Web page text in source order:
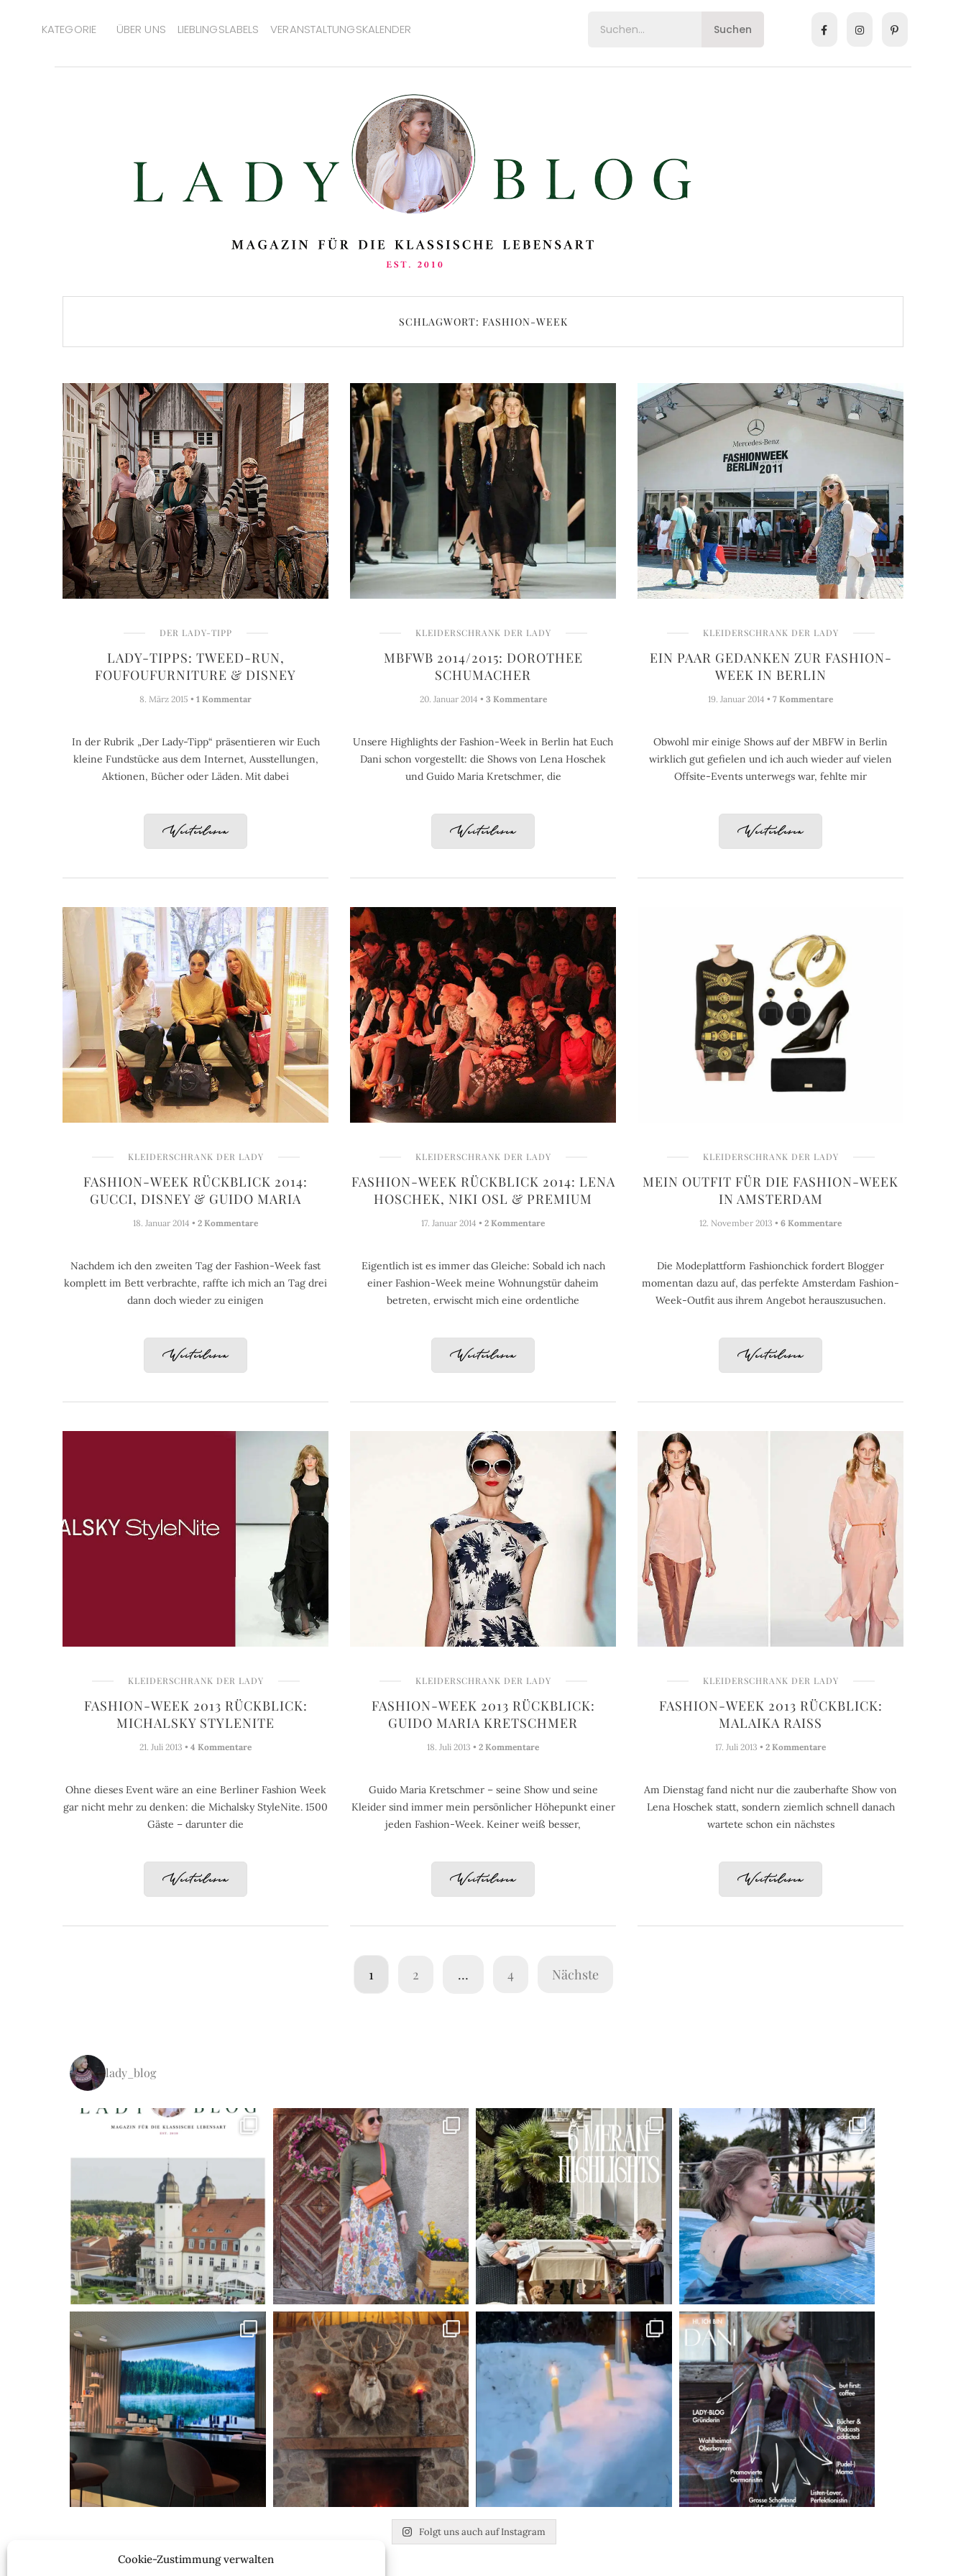
Cookie-Zustimmung verwalten
KATEGORIE ÜBER UNS LIEBLINGSLABELS VERANSTALTUNGSKALENDER Suchen
SCHLAGWORT: FASHION-WEEK
DER LADY-TIPP
LADY-TIPPS: TWEED-RUN,
FOUFOUFURNITURE & DISNEY
8. März 2015 • 1 Kommentar
In der Rubrik „Der Lady-Tipp“ präsentieren wir Euch
kleine Fundstücke aus dem Internet, Ausstellungen,
Aktionen, Bücher oder Läden. Mit dabei
Weiterlesen
KLEIDERSCHRANK DER LADY
MBFWB 2014/2015: DOROTHEE
SCHUMACHER
20. Januar 2014 • 3 Kommentare
Unsere Highlights der Fashion-Week in Berlin hat Euch
Dani schon vorgestellt: die Shows von Lena Hoschek
und Guido Maria Kretschmer, die
Weiterlesen
KLEIDERSCHRANK DER LADY
EIN PAAR GEDANKEN ZUR FASHION-
WEEK IN BERLIN
19. Januar 2014 • 7 Kommentare
Obwohl mir einige Shows auf der MBFW in Berlin
wirklich gut gefielen und ich auch wieder auf vielen
Offsite-Events unterwegs war, fehlte mir
Weiterlesen
KLEIDERSCHRANK DER LADY
FASHION-WEEK RÜCKBLICK 2014:
GUCCI, DISNEY & GUIDO MARIA
18. Januar 2014 • 2 Kommentare
Nachdem ich den zweiten Tag der Fashion-Week fast
komplett im Bett verbrachte, raffte ich mich an Tag drei
dann doch wieder zu einigen
Weiterlesen
KLEIDERSCHRANK DER LADY
FASHION-WEEK RÜCKBLICK 2014: LENA
HOSCHEK, NIKI OSL & PREMIUM
17. Januar 2014 • 2 Kommentare
Eigentlich ist es immer das Gleiche: Sobald ich nach
einer Fashion-Week meine Wohnungstür daheim
betreten, erwischt mich eine ordentliche
Weiterlesen
KLEIDERSCHRANK DER LADY
MEIN OUTFIT FÜR DIE FASHION-WEEK
IN AMSTERDAM
12. November 2013 • 6 Kommentare
Die Modeplattform Fashionchick fordert Blogger
momentan dazu auf, das perfekte Amsterdam Fashion-
Week-Outfit aus ihrem Angebot herauszusuchen.
Weiterlesen
KLEIDERSCHRANK DER LADY
FASHION-WEEK 2013 RÜCKBLICK:
MICHALSKY STYLENITE
21. Juli 2013 • 4 Kommentare
Ohne dieses Event wäre an eine Berliner Fashion Week
gar nicht mehr zu denken: die Michalsky StyleNite. 1500
Gäste – darunter die
Weiterlesen
KLEIDERSCHRANK DER LADY
FASHION-WEEK 2013 RÜCKBLICK:
GUIDO MARIA KRETSCHMER
18. Juli 2013 • 2 Kommentare
Guido Maria Kretschmer – seine Show und seine
Kleider sind immer mein persönlicher Höhepunkt einer
jeden Fashion-Week. Keiner weiß besser,
Weiterlesen
KLEIDERSCHRANK DER LADY
FASHION-WEEK 2013 RÜCKBLICK:
MALAIKA RAISS
17. Juli 2013 • 2 Kommentare
Am Dienstag fand nicht nur die zauberhafte Show von
Lena Hoschek statt, sondern ziemlich schnell danach
wartete schon ein nächstes
Weiterlesen
1 2 … 4 Nächste
lady_blog
Folgt uns auch auf Instagram